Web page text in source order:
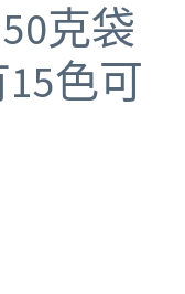
克袋
色可